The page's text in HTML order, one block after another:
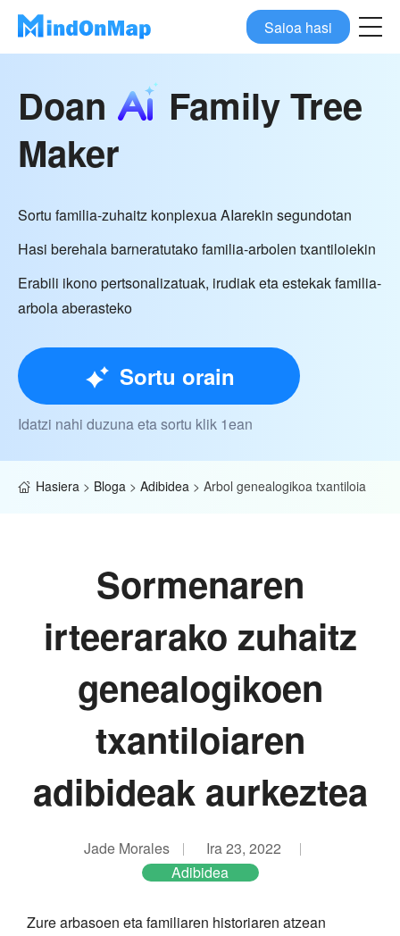
Saioa hasi
Doan
Family Tree
Maker
Sortu familia-zuhaitz konplexua AIarekin segundotan
Hasi berehala barneratutako familia-arbolen txantiloiekin
Erabili ikono pertsonalizatuak, irudiak eta estekak familia-
arbola aberasteko
Sortu orain
Idatzi nahi duzuna eta sortu klik 1ean
Hasiera > Bloga > Adibidea > Arbol genealogikoa txantiloia
Sormenaren
irteerarako zuhaitz
genealogikoen
txantiloiaren
adibideak aurkeztea
Jade Morales
Ira 23, 2022
Adibidea
Zure arbasoen eta familiaren historiaren atzean